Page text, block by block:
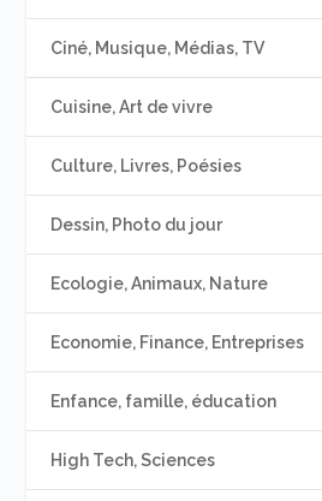
Ciné, Musique, Médias, TV
Cuisine, Art de vivre
Culture, Livres, Poésies
Dessin, Photo du jour
Ecologie, Animaux, Nature
Economie, Finance, Entreprises
Enfance, famille, éducation
High Tech, Sciences